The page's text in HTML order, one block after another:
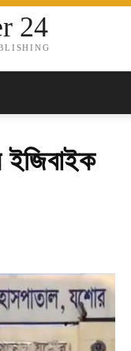
24
ইজিবাইক